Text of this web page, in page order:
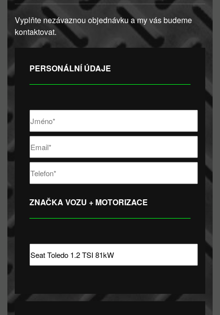
Vyplňte nezávaznou objednávku a my vás budeme
kontaktovat.
PERSONÁLNÍ ÚDAJE
ZNAČKA VOZU + MOTORIZACE